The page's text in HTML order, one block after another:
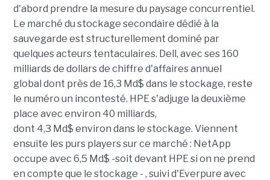
d'abord prendre la mesure du paysage concurrentiel.
Le marché du stockage secondaire dédié à la
sauvegarde est structurellement dominé par
quelques acteurs tentaculaires. Dell, avec ses 160
milliards de dollars de chiffre d'affaires annuel
global dont près de 16,3 Md$ dans le stockage, reste
le numéro un incontesté. HPE s'adjuge la deuxième
place avec environ 40 milliards,
dont 4,3 Md$ environ dans le stockage. Viennent
ensuite les purs players sur ce marché : NetApp
occupe avec 6,5 Md$ -soit devant HPE si on ne prend
en compte que le stockage - , suivi d'Everpure avec